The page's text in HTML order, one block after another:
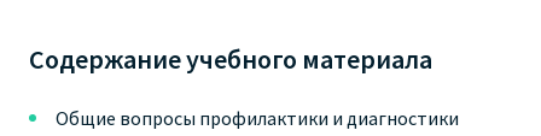
Содержание учебного материала
Общие вопросы профилактики и диагностики